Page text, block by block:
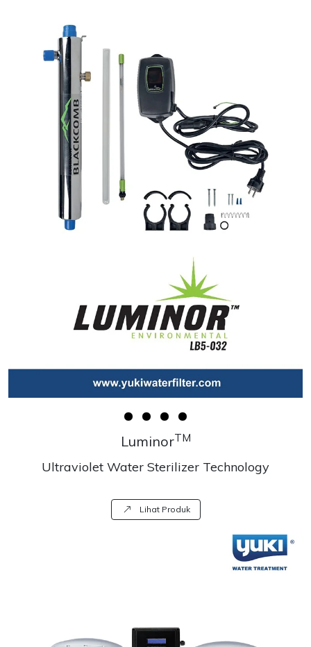
LuminorTM
Ultraviolet Water Sterilizer Technology
Lihat Produk